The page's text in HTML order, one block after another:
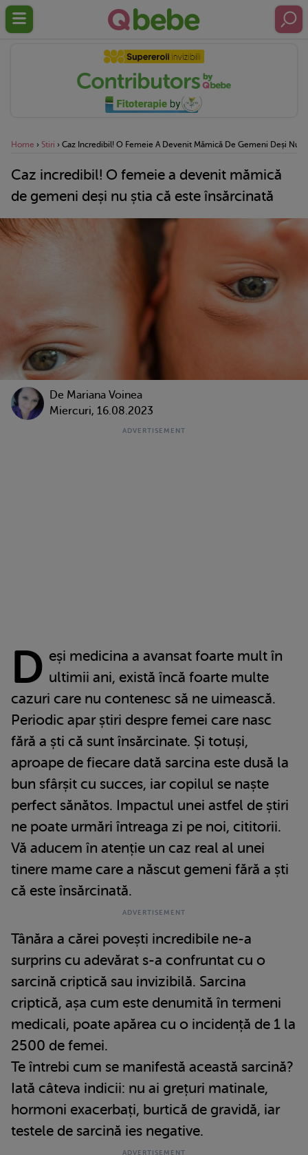
Home › Stiri › Caz Incredibil! O Femeie A Devenit Mămică De Gemeni Deși Nu
Caz incredibil! O femeie a devenit mămică
de gemeni deși nu știa că este însărcinată
De Mariana Voinea
Miercuri, 16.08.2023
D eși medicina a avansat foarte mult în
ultimii ani, există încă foarte multe
cazuri care nu contenesc să ne uimească.
Periodic apar știri despre femei care nasc
fără a ști că sunt însărcinate. Și totuși,
aproape de fiecare dată sarcina este dusă la
bun sfârșit cu succes, iar copilul se naște
perfect sănătos. Impactul unei astfel de știri
ne poate urmări întreaga zi pe noi, cititorii.
Vă aducem în atenție un caz real al unei
tinere mame care a născut gemeni fără a ști
că este însărcinată.
Tânăra a cărei povești incredibile ne-a
surprins cu adevărat s-a confruntat cu o
sarcină criptică sau invizibilă. Sarcina
criptică, așa cum este denumită în termeni
medicali, poate apărea cu o incidență de 1 la
2500 de femei.
Te întrebi cum se manifestă această sarcină?
Iată câteva indicii: nu ai grețuri matinale,
hormoni exacerbați, burtică de gravidă, iar
testele de sarcină ies negative.